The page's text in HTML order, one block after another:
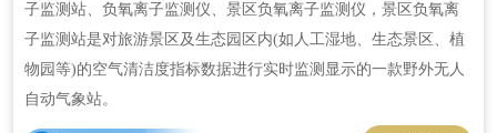
子监测站、负氧离子监测仪、景区负氧离子监测仪，景区负氧离
子监测站是对旅游景区及生态园区内(如人工湿地、生态景区、植
物园等)的空气清洁度指标数据进行实时监测显示的一款野外无人
自动气象站。